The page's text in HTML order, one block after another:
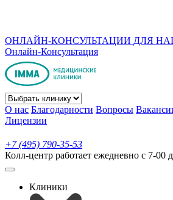
ОНЛАЙН-КОНСУЛЬТАЦИИ ДЛЯ
Онлайн-Консультация
О нас Благодарности Вопросы
Лицензии
+7 (495) 790-35-53
Колл-центр работает ежедневно с 7-00
Клиники